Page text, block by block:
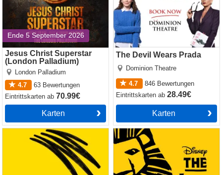
Ende 5 September 2026
Jesus Christ Superstar
(London Palladium)
London Palladium
4.7
63 Bewertungen
Eintrittskartenab 70.99€
Karten
The Devil Wears Prada
Dominion Theatre
4.7 846 Bewertungen
Eintrittskartenab28.49€
Karten
Operation Mincemeat The Lion King